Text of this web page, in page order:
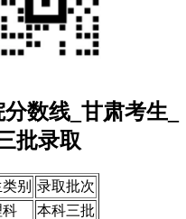
数线_甘肃考生_
批录取
别 录取批次
科
本科三批